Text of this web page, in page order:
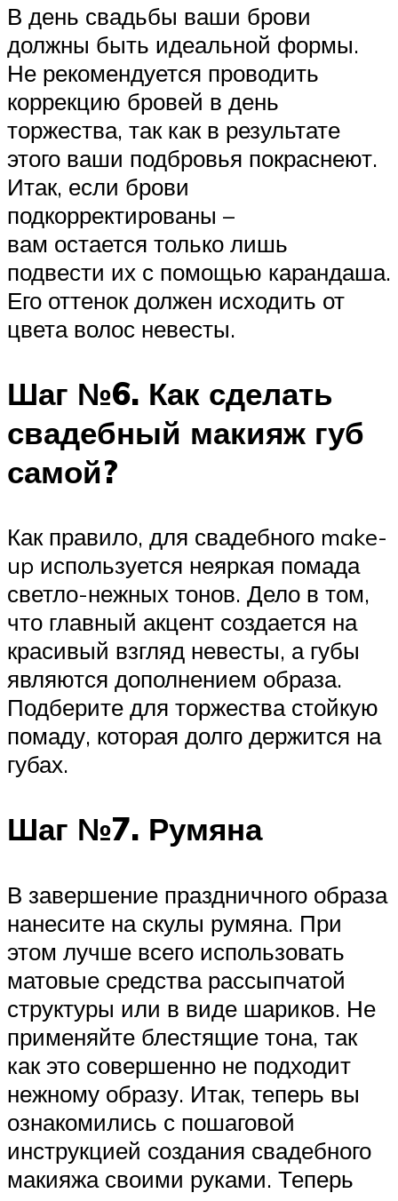
В день свадьбы ваши брови
должны быть идеальной формы.
Не рекомендуется проводить
коррекцию бровей в день
торжества, так как в результате
этого ваши подбровья покраснеют.
Итак, если брови
подкорректированы –
вам остается только лишь
подвести их с помощью карандаша.
Его оттенок должен исходить от
цвета волос невесты.
Шаг №6. Как сделать
свадебный макияж губ
самой?
Как правило, для свадебного make-
up используется неяркая помада
светло-нежных тонов. Дело в том,
что главный акцент создается на
красивый взгляд невесты, а губы
являются дополнением образа.
Подберите для торжества стойкую
помаду, которая долго держится на
губах.
Шаг №7. Румяна
В завершение праздничного образа
нанесите на скулы румяна. При
этом лучше всего использовать
матовые средства рассыпчатой
структуры или в виде шариков. Не
применяйте блестящие тона, так
как это совершенно не подходит
нежному образу. Итак, теперь вы
ознакомились с пошаговой
инструкцией создания свадебного
макияжа своими руками. Теперь